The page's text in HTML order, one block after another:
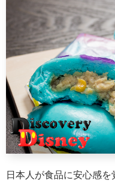
日本人が食品に安心感